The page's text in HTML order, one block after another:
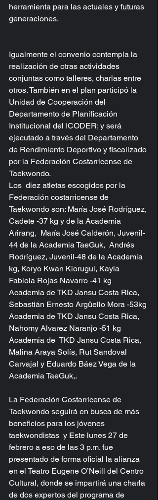
herramienta para las actuales y futuras
generaciones.
Igualmente el convenio contempla la
realización de otras actividades
conjuntas como talleres, charlas entre
otros. También en el plan participó la
Unidad de Cooperación del
Departamento de Planificación
Institucional del ICODER; y será
ejecutado a través del Departamento
de Rendimiento Deportivo y fiscalizado
por la Federación Costarricense de
Taekwondo.
Los  diez atletas escogidos por la
Federación costarricense de
Taekwondo son: María José Rodríguez,
Cadete -37 kg y de la Academia
Arirang,  María José Calderón, Juvenil-
44 de la Academia TaeGuk,  Andrés
Rodríguez, Juvenil-48 de la Academia
kg, Koryo Kwan Kiorugui, Kayla
Fabiola Rojas Navarro -41 kg
Academia de TKD Jansu Costa Rica,
Sebastián Ernesto Argüello Mora -53kg
Academia de TKD Jansu Costa Rica,
Nahomy Alvarez Naranjo -51 kg
Academia de  TKD Jansu Costa Rica,
Malina Araya Solís, Rut Sandoval
Carvajal y Eduardo Báez Vega de la
Academia TaeGuk,.
La Federación Costarricense de
Taekwondo seguirá en busca de más
beneficios para los jóvenes
taekwondistas  y Este lunes 27 de
febrero a eso de las 3 p.m. fue
presentado de forma oficial la alianza
en el Teatro Eugene O’Neill del Centro
Cultural, donde se impartirá una charla
de dos expertos del programa de